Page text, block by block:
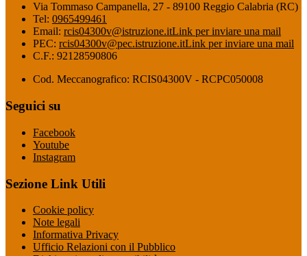
Via Tommaso Campanella, 27 - 89100 Reggio Calabria (RC)
Tel: 0965499461
Email: rcis04300v@istruzione.itLink per inviare una mail
PEC: rcis04300v@pec.istruzione.itLink per inviare una mail
C.F.: 92128590806
Cod. Meccanografico: RCIS04300V - RCPC050008
Seguici su
Facebook
Youtube
Instagram
Sezione Link Utili
Cookie policy
Note legali
Informativa Privacy
Ufficio Relazioni con il Pubblico